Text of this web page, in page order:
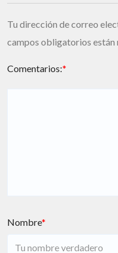
Tu dirección de correo
campos obligatorios están
Comentarios:*
Nombre*